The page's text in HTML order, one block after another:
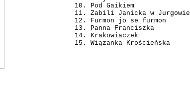
Pod Gaikiem
Zabili Janicka w Jurgowie
Furmon jo se furmon
Panna Franciszka
Krakowiaczek
Wiązanka Krościeńska